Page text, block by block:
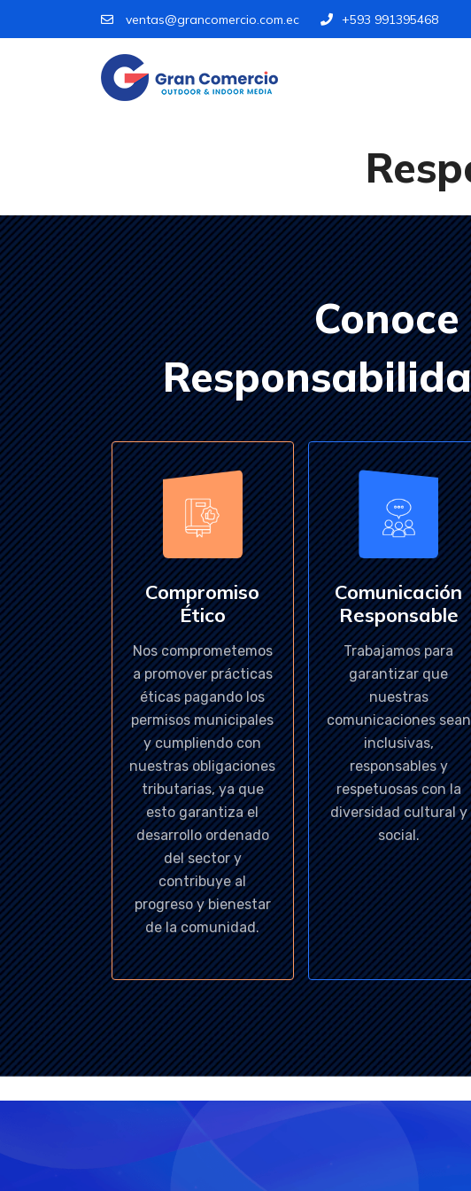
ventas@grancomercio.com.ec +593 991395468
Compromiso
Ético
Nos comprometemos
a promover prácticas
éticas pagando los
permisos municipales
y cumpliendo con
nuestras obligaciones
tributarias, ya que
esto garantiza el
desarrollo ordenado
del sector y
contribuye al
progreso y bienestar
de la comunidad.
Comunicación
Responsable
Trabajamos para
garantizar que
nuestras
comunicaciones sean
inclusivas,
responsables y
respetuosas con la
diversidad cultural y
social.